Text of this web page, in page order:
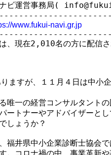
運営事務局(
www.fukui-navi.gr.jp
名の方に配信され
ますが、１１月４日は中小
唯一の経営コンサルタント
ートナーやアドバイザーと
しょうか？
福井県中小企業診断士協会